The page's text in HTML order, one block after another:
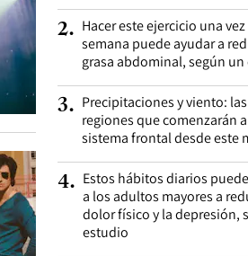
2. Hacer este ejercicio una
semana puede ayudar a
grasa abdominal, según
3. Precipitaciones y viento:
regiones que comenzarán
sistema frontal desde este
4. Estos hábitos diarios
a los adultos mayores a
dolor físico y la depresión,
estudio